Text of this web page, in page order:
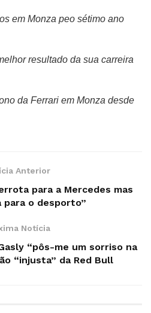
em Monza peo sétimo ano
resultado da sua carreira
da Ferrari em Monza desde
Anterior
para a Mercedes mas
para o desporto”
Notícia
“pôs-me um sorriso na
“injusta” da Red Bull